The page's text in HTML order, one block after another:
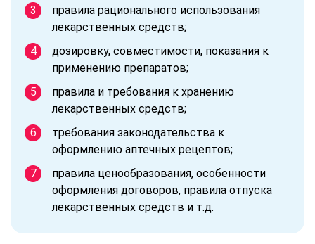
правила рационального использования
лекарственных средств;
дозировку, совместимости, показания к
применению препаратов;
правила и требования к хранению
лекарственных средств;
требования законодательства к
оформлению аптечных рецептов;
правила ценообразования, особенности
оформления договоров, правила отпуска
лекарственных средств и т.д.